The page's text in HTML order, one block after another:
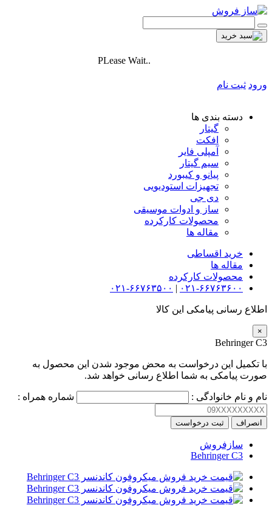
PLease Wait..
ورود ثبت نام
دسته بندی ها
گیتار
افکت
آمپلی فایر
سیم گیتار
پیانو و کیبورد
تجهیزات استودیویی
دی جی
ساز و ادوات موسیقی
محصولات کارکرده
مقاله ها
خرید اقساطی
مقاله ها
محصولات کارکرده
۰۲۱-۶۶۷۶۳۶۰۰ | ۰۲۱-۶۶۷۶۳۵۰۰
اطلاع رسانی پیامکی این کالا
×
Behringer C3
با تکمیل این درخواست به محض موجود شدن این محصول به
صورت پیامکی به شما اطلاع رسانی خواهد شد.
نام و نام خانوادگی : شماره همراه :
انصراف ثبت درخواست
سازفروش
Behringer C3